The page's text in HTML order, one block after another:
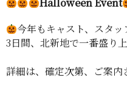
Halloween Event
今年もキャスト、スタッ
3日間、北新地で一番盛り
詳細は、確定次第、ご案